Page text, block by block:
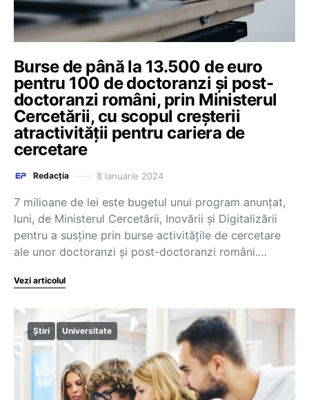
Burse de până la 13.500 de euro
pentru 100 de doctoranzi și post-
doctoranzi români, prin Ministerul
Cercetării, cu scopul creșterii
atractivității pentru cariera de
cercetare
Redacția 8 ianuarie 2024
7 milioane de lei este bugetul unui program anunțat,
luni, de Ministerul Cercetării, Inovării și Digitalizării
pentru a susține prin burse activitățile de cercetare
ale unor doctoranzi și post-doctoranzi români.…
Vezi articolul
Știri Universitate